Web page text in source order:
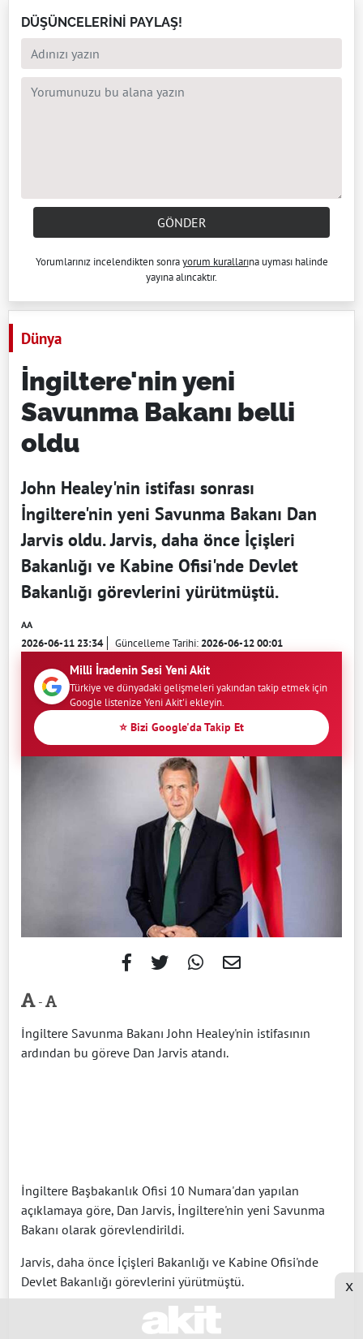
DÜŞÜNCELERİNİ PAYLAŞ!
GÖNDER
Yorumlarınız incelendikten sonrayorum kurallarına uyması halinde
yayına alıncaktır.
Dünya
İngiltere'nin yeni
Savunma Bakanı belli
oldu
John Healey'nin istifası sonrası
İngiltere'nin yeni Savunma Bakanı Dan
Jarvis oldu. Jarvis, daha önce İçişleri
Bakanlığı ve Kabine Ofisi'nde Devlet
Bakanlığı görevlerini yürütmüştü.
AA
2026-06-11 23:34 Güncelleme Tarihi:2026-06-12 00:01
Milli İradenin Sesi Yeni Akit
Türkiye ve dünyadaki gelişmeleri yakından takip etmek için
Google listenize Yeni Akit'i ekleyin.
⭐ Bizi Google'da Takip Et
-
İngiltere Savunma Bakanı John Healey'nin istifasının
ardından bu göreve Dan Jarvis atandı.
İngiltere Başbakanlık Ofisi 10 Numara'dan yapılan
açıklamaya göre, Dan Jarvis, İngiltere'nin yeni Savunma
Bakanı olarak görevlendirildi.
Jarvis, daha önce İçişleri Bakanlığı ve Kabine Ofisi'nde
Devlet Bakanlığı görevlerini yürütmüştü.
x